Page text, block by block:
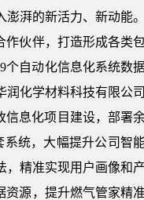
澎湃的新活力、新动能
作伙伴，打造形成各类
自动化信息化系统数
润化学材料科技有限公
信息化项目建设，部署
统，大幅提升公司智
，精准实现用户画像和
资源，提升燃气管家精